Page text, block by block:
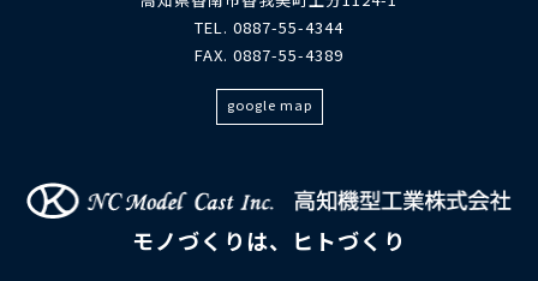
TEL. 0887-55-4344
FAX. 0887-55-4389
google map
モノづくりは、ヒトづくり